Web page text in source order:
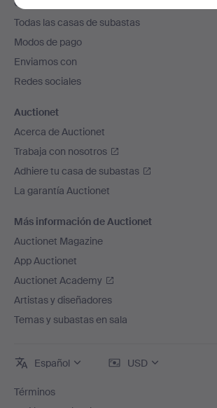
el
pie
de
página
Contacta con el servicio de atención al cliente
Todas las casas de subastas
Modos de pago
Enviamos con
Redes sociales
Auctionet
Acerca de Auctionet
Trabaja con nosotros
Adhiere tu casa de subastas
La garantía Auctionet
Más información de Auctionet
Auctionet Magazine
App Auctionet
Auctionet Academy
Artistas y diseñadores
Temas y subastas en sala
Español USD
Términos